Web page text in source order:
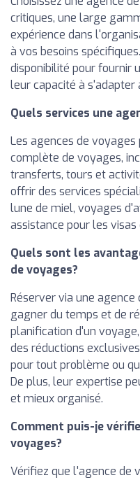
critiques, une large
expérience dans
à vos besoins
disponibilité pour fournir
leur capacité à s'adapter
Quels services une
Les agences de
complète de voyages,
transferts, tours et
offrir des services
lune de miel, voyages
assistance pour les
Quels sont les
de voyages?
Réserver via une
gagner du temps et de
planification d'un
des réductions
pour tout problème ou
De plus, leur expertise
et mieux organisé.
Comment puis-je
voyages?
Vérifiez que l'agence de